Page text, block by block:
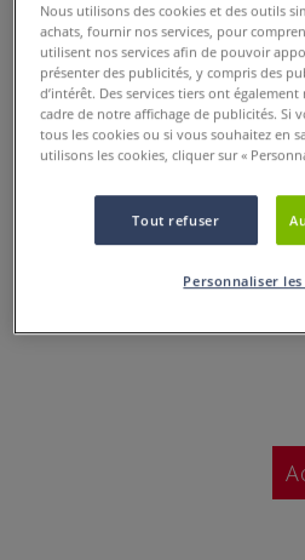
Coffret de 12
graphite
0
Nous utilisons des cookies et des outils
achats, fournir nos services, pour
utilisent nos services afin de pouvoir
présenter des publicités, y compris des
d’intérêt. Des services tiers ont
cadre de notre affichage de publicités. Si
tous les cookies ou si vous souhaitez en
utilisons les cookies, cliquer sur «
Tout refuser
Personnaliser